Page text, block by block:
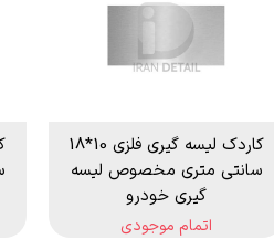
کاردک لیسه گیری فلزی 10*18
سانتی متری مخصوص لیسه
گیری خودرو
اتمام موجودی